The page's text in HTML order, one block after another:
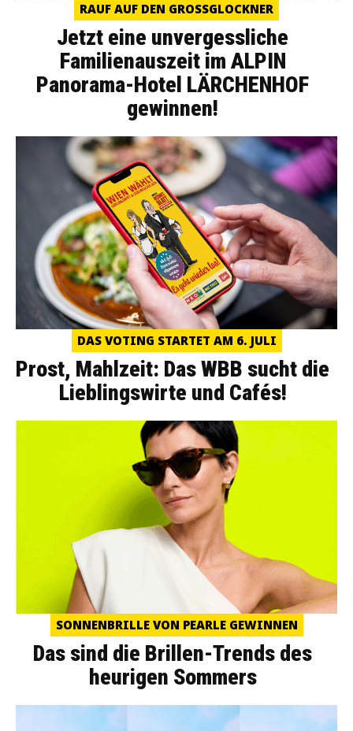
RAUF AUF DEN GROSSGLOCKNER
Jetzt eine unvergessliche
Familienauszeit im ALPIN
Panorama-Hotel LÄRCHENHOF
gewinnen!
DAS VOTING STARTET AM 6. JULI
Prost, Mahlzeit: Das WBB sucht die
Lieblingswirte und Cafés!
SONNENBRILLE VON PEARLE GEWINNEN
Das sind die Brillen-Trends des
heurigen Sommers